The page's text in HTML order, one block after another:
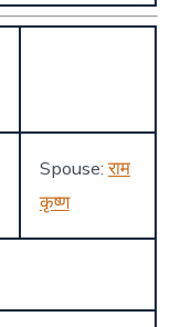
Spouse:राम
कृष्ण